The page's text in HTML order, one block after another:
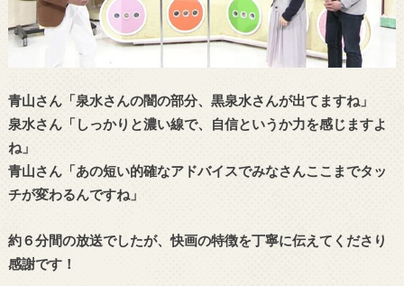
青山さん「泉水さんの闇の部分、黒泉水さんが出てますね」
泉水さん「しっかりと濃い線で、自信というか力を感じますよ
ね」
青山さん「あの短い的確なアドバイスでみなさんここまでタッ
チが変わるんですね」
約６分間の放送でしたが、快画の特徴を丁寧に伝えてくださり
感謝です！